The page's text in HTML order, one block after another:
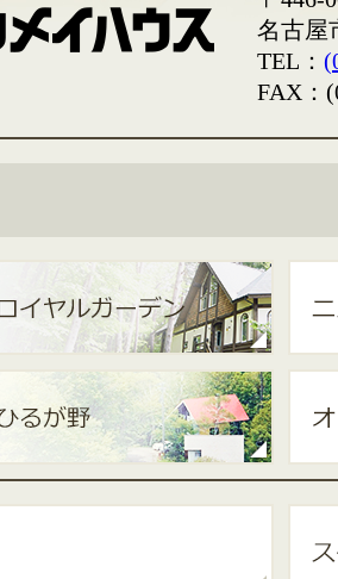
名古屋
TEL：
FAX：